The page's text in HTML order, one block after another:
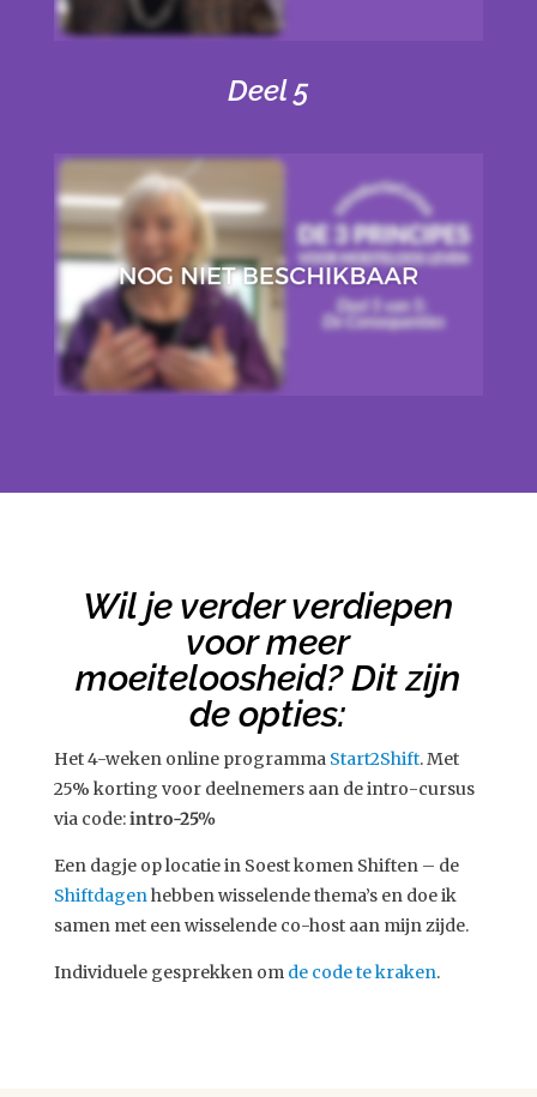
Deel 5
Wil je verder verdiepen
voor meer
moeiteloosheid? Dit zijn
de opties:
Het 4-weken online programma Start2Shift. Met
25% korting voor deelnemers aan de intro-cursus
via code:intro-25%
Een dagje op locatie in Soest komen Shiften – de
Shiftdagenhebben wisselende thema’s en doe ik
samen met een wisselende co-host aan mijn zijde.
Individuele gesprekken om de code te kraken.